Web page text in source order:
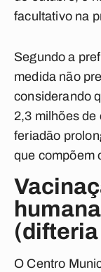
facultativo na
Segundo a
medida não
considerando
2,3 milhões de
feriadão
que compõem
O Centro